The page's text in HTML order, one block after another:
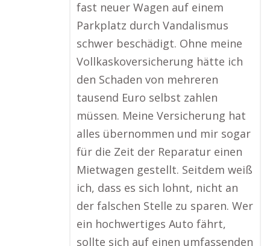
fast neuer Wagen auf einem
Parkplatz durch Vandalismus
schwer beschädigt. Ohne meine
Vollkaskoversicherung hätte ich
den Schaden von mehreren
tausend Euro selbst zahlen
müssen. Meine Versicherung hat
alles übernommen und mir sogar
für die Zeit der Reparatur einen
Mietwagen gestellt. Seitdem weiß
ich, dass es sich lohnt, nicht an
der falschen Stelle zu sparen. Wer
ein hochwertiges Auto fährt,
sollte sich auf einen umfassenden